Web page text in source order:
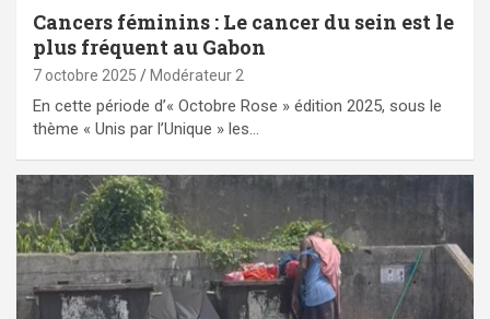
Cancers féminins : Le cancer du sein est le
plus fréquent au Gabon
7 octobre 2025 Modérateur 2
En cette période d’« Octobre Rose » édition 2025, sous le
thème « Unis par l’Unique » les…